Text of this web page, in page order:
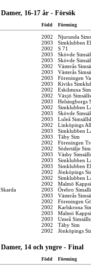
16-17 år - Försök
Född Förening
2002
Njurunda
2003
Simklubben
2002
S 71
2003
Skövde
2003
Skövde
2002
Västerås
2003
Västerås
2003
Föreningen
2003
Kiviks
2002
Eskilstuna
2002
Växjö
2003
Helsingborgs
2002
Simklubben
2003
Skövde
2003
Luleå
2002
Linköpings
2003
Simklubben
2003
Täby Sim
2002
Föreningen
2002
Södertälje
2003
Väsby
2003
Simklubben
2003
Simklubben
2002
Jönköpings
2002
Simklubben
2002
Malmö
2003
Örebro
2003
Västerås
2002
Föreningen
2002
Karlskrona
2003
Malmö
2003
Umeå
2002
Täby Sim
2002 Jönköpings
14 och yngre - Final
Född Förening